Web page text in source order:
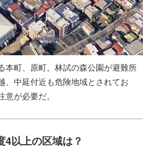
本町、原町。林試の森公園が避難所
、中延付近も危険地域とされてお
が必要だ。
以上の区域は？